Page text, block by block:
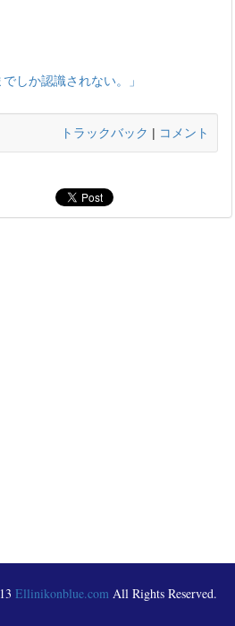
しか認識されない。」
トラックバック | コメント
Ellinikonblue.com All Rights Reserved.